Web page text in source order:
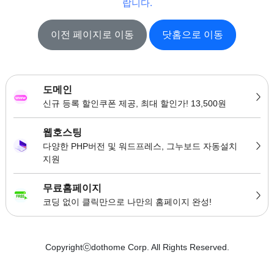
랍니다.
이전 페이지로 이동 닷홈으로 이동
도메인
신규 등록 할인쿠폰 제공, 최대 할인가! 13,500원
웹호스팅
다양한 PHP버전 및 워드프레스, 그누보드 자동설치
지원
무료홈페이지
코딩 없이 클릭만으로 나만의 홈페이지 완성!
Copyrightⓒdothome Corp. All Rights Reserved.